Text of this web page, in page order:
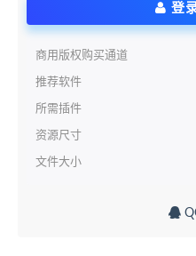
登
商用版权购买通道
推荐软件
所需插件
资源尺寸
文件大小